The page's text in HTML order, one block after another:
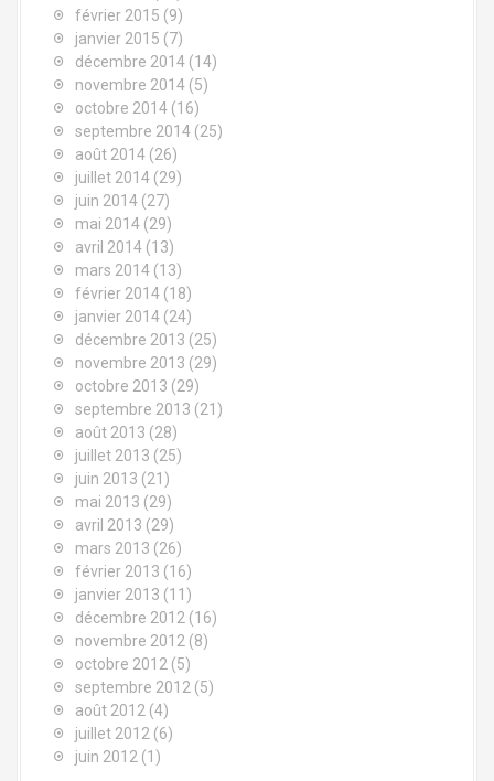
février 2015 (9)
janvier 2015 (7)
décembre 2014 (14)
novembre 2014 (5)
octobre 2014 (16)
septembre 2014 (25)
août 2014 (26)
juillet 2014 (29)
juin 2014 (27)
mai 2014 (29)
avril 2014 (13)
mars 2014 (13)
février 2014 (18)
janvier 2014 (24)
décembre 2013 (25)
novembre 2013 (29)
octobre 2013 (29)
septembre 2013 (21)
août 2013 (28)
juillet 2013 (25)
juin 2013 (21)
mai 2013 (29)
avril 2013 (29)
mars 2013 (26)
février 2013 (16)
janvier 2013 (11)
décembre 2012 (16)
novembre 2012 (8)
octobre 2012 (5)
septembre 2012 (5)
août 2012 (4)
juillet 2012 (6)
juin 2012 (1)